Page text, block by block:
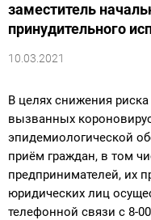
заместитель
принудительного
10.03.2021
В целях снижения
вызванных
эпидемиологической
приём граждан, в том
предпринимателей, их
юридических лиц
телефонной связи с 8-